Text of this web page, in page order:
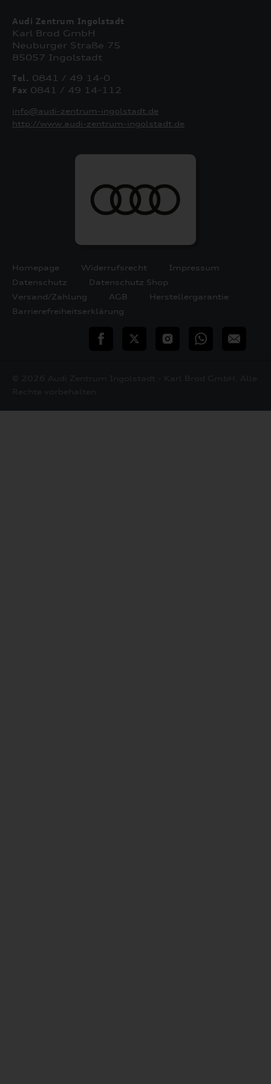
Audi Zentrum Ingolstadt
Karl Brod GmbH
Neuburger Straße 75
85057 Ingolstadt
Tel. 0841 / 49 14-0
Fax 0841 / 49 14-112
info@audi-zentrum-ingolstadt.de
http://www.audi-zentrum-ingolstadt.de
Homepage Widerrufsrecht
Impressum
Datenschutz
Datenschutz Shop
Versand/Zahlung
AGB
Herstellergarantie
Barrierefreiheitserklärung
teilen Twitter InstagramWhatsApp
E-